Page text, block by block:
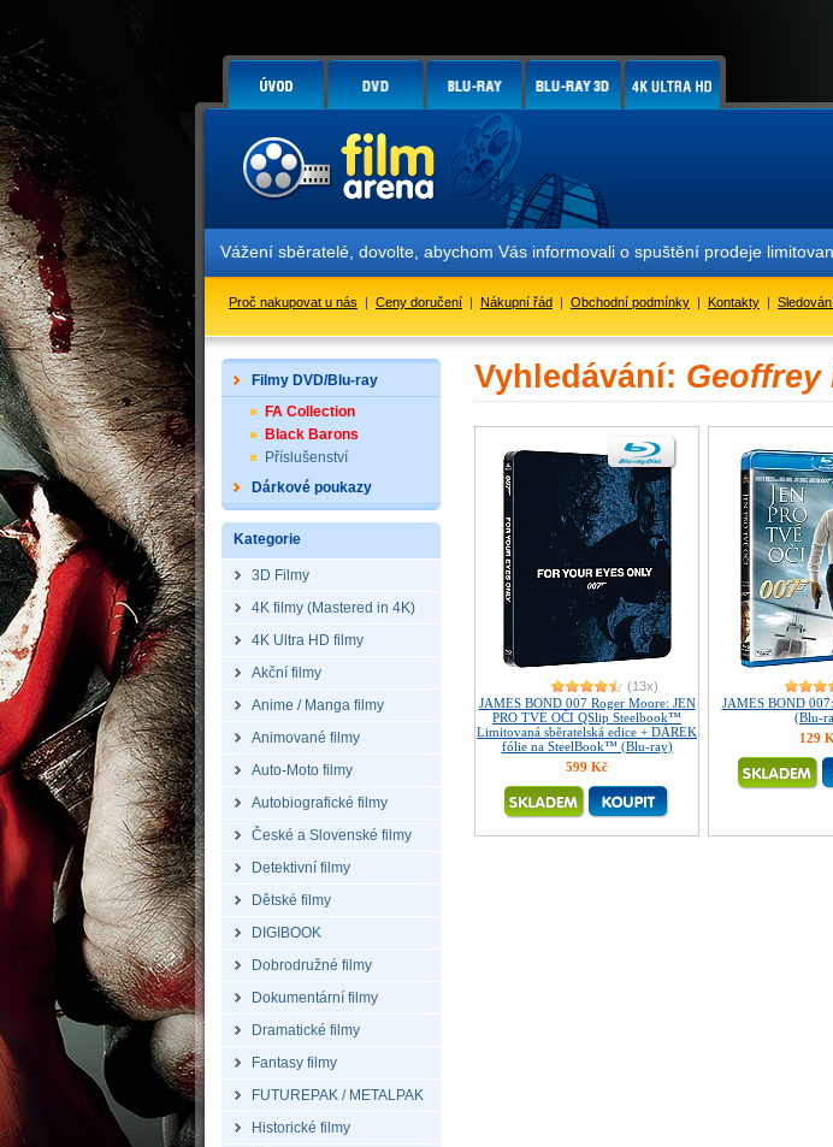
Vážení sběratelé, dovolte, abychom Vás informovali o spuštění prodeje
Proč nakupovat u nás | Ceny doručení | Nákupní řád | Obchodní podmínky | Kontakty |
Filmy DVD/Blu-ray
FA Collection
Black Barons
Příslušenství
Dárkové poukazy
Kategorie
3D Filmy
4K filmy (Mastered in 4K)
4K Ultra HD filmy
Akční filmy
Anime / Manga filmy
Animované filmy
Auto-Moto filmy
Autobiografické filmy
České a Slovenské filmy
Detektivní filmy
Dětské filmy
DIGIBOOK
Dobrodružné filmy
Dokumentární filmy
Dramatické filmy
Fantasy filmy
FUTUREPAK / METALPAK
Historické filmy
Vyhledávání: Geoffrey
(13x)
JAMES BOND 007 Roger Moore: JEN
PRO TVÉ OČI QSlip Steelbook™
Limitovaná sběratelská edice + DÁREK
fólie na SteelBook™ (Blu-ray)
599 Kč
JAMES BOND
(Blu-
129